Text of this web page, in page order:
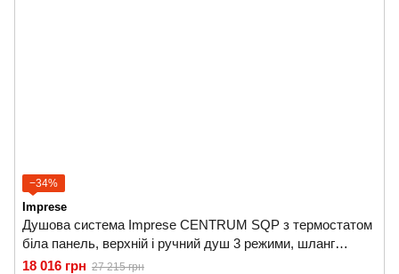
−34%
Imprese
Душова система Imprese CENTRUM SQP з термостатом
біла панель, верхній і ручний душ 3 режими, шланг
полімер
18 016 грн 27 215 грн